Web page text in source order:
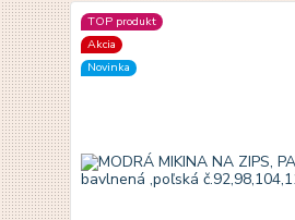
TOP produkt
Akcia
Novinka